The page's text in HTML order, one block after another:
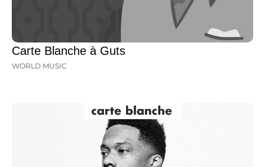
Carte Blanche à Guts
WORLD MUSIC